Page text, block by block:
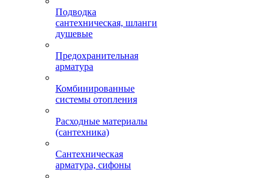
Подводка
сантехническая, шланги
душевые
Предохранительная
арматура
Комбинированные
системы отопления
Расходные материалы
(сантехника)
Сантехническая
арматура, сифоны